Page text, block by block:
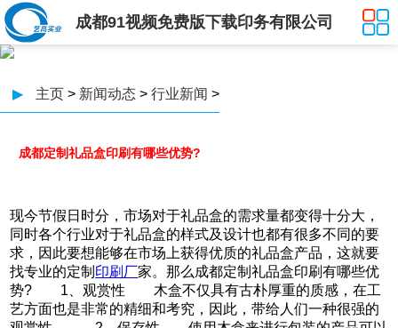
成都91视频免费版下载印务有限公司
▶ 主页 > 新闻动态 > 行业新闻 >
成都定制礼品盒印刷有哪些优势?
现今节假日时分，市场对于礼品盒的需求量都变得十分大，
同时各个行业对于礼品盒的样式及设计也都有很多不同的要
求，因此要想能够在市场上获得优质的礼品盒产品，这就要
找专业的定制 印刷厂家。那么成都定制礼品盒印刷有哪些优
势? 1、观赏性 木盒不仅具有古朴厚重的质感，在工
艺方面也是非常的精细和考究，因此，带给人们一种很强的